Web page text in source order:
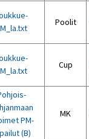
Poolit
Cup
PM-
(B)
MK